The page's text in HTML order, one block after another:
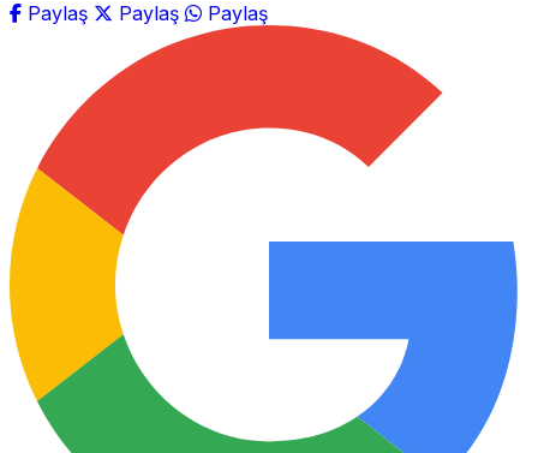
Paylaş Paylaş Paylaş